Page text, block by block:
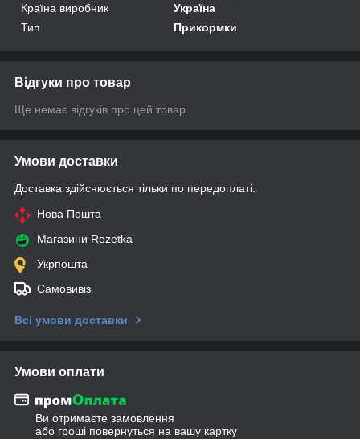
Країна виробник
Україна
Тип
Прикормки
Відгуки про товар
Ще немає відгуків про цей товар
Умови доставки
Доставка здійснюється тільки по передоплаті.
Нова Пошта
Магазини Rozetka
Укрпошта
Самовивіз
Всі умови доставки
Умови оплати
Ви отримаєте замовлення
або гроші повернуться на вашу картку